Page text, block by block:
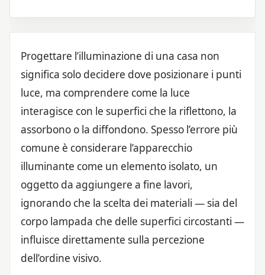
Progettare l’illuminazione di una casa non
significa solo decidere dove posizionare i punti
luce, ma comprendere come la luce
interagisce con le superfici che la riflettono, la
assorbono o la diffondono. Spesso l’errore più
comune è considerare l’apparecchio
illuminante come un elemento isolato, un
oggetto da aggiungere a fine lavori,
ignorando che la scelta dei materiali — sia del
corpo lampada che delle superfici circostanti —
influisce direttamente sulla percezione
dell’ordine visivo.